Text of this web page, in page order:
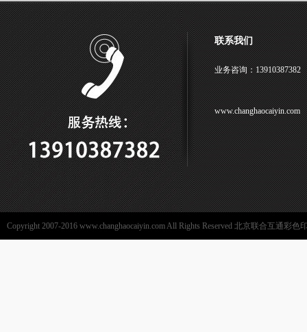
联系我们
业务咨询：13910387382
www.changhaocaiyin.com
Copyright 2007-2016 www.changhaocaiyin.com All Rights Reserved 北京联合互通彩